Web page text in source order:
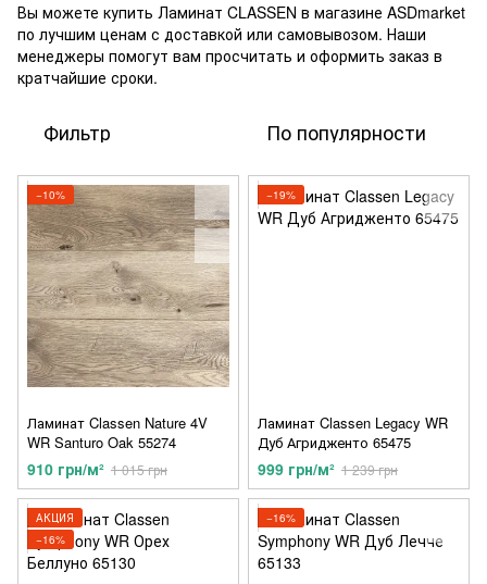
Вы можете купить Ламинат CLASSEN в магазине ASDmarket
по лучшим ценам с доставкой или самовывозом. Наши
менеджеры помогут вам просчитать и оформить заказ в
кратчайшие сроки.
Фильтр По популярности
−10%
Ламинат Classen Nature 4V
WR Santuro Oak 55274
910 грн/м² 1 015 грн
−19%
Ламинат Classen Legacy WR
Дуб Агридженто 65475
999 грн/м² 1 239 грн
АКЦИЯ
−16%
−16%